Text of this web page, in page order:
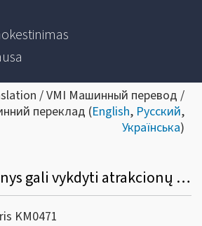
/ VMI Машинный перевод /
переклад (English, Русский,
Українська)
Ar fiziniai asmenys gali vykdyti atrakcionų parkų veiklą neįsteigę juridinio asmens?
KM0471